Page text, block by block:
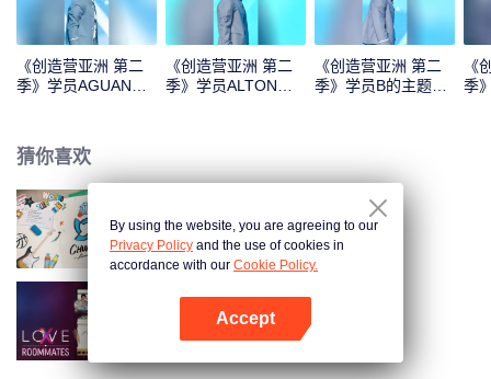
《创造营亚洲 第二
季》学员AGUANG
《创造营亚洲 第二
季》学员ALTON
《创造营亚洲 第二
季》学员B的主题曲
《
季
猜你喜欢
创造营亚洲 第二季
LOVE(X): Roommates
By using the website, you are agreeing to our
Privacy Policy and the use of cookies in
accordance with our Cookie Policy.
Accept